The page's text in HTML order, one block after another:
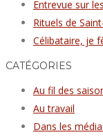
Entrevue sur
Rituels de
Célibataire, je
CATÉGORIES
Au fil des
Au travail
Dans les